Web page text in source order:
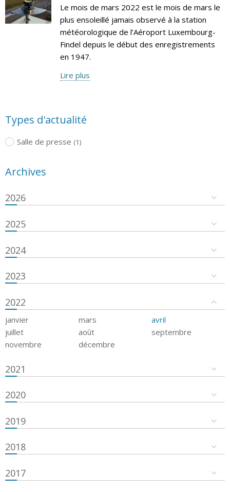
Le mois de mars 2022 est le mois de mars le
plus ensoleillé jamais observé à la station
météorologique de l’Aéroport Luxembourg-
Findel depuis le début des enregistrements
en 1947.
Lire plus
Types d'actualité
Salle de presse (1)
Archives
2026
2025
2024
2023
2022
janvier mars
avril
juillet
août
septembre
novembre
décembre
2021
2020
2019
2018
2017